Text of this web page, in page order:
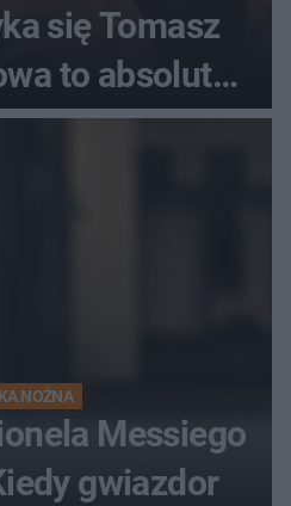
się Tomasz
to absolutny
hit
NOŻNA
Messiego
gwiazdor